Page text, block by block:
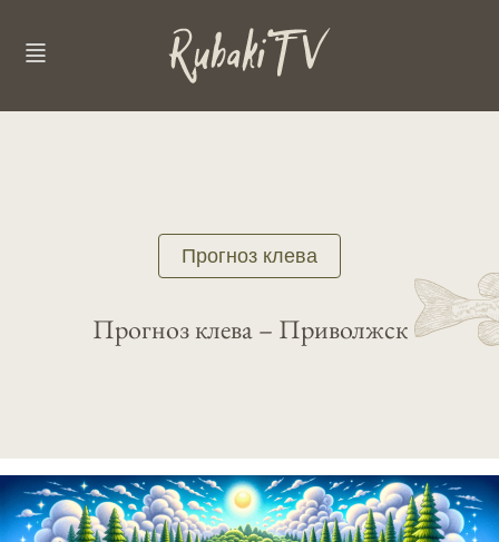
Прогноз клева
Прогноз клева – Приволжск